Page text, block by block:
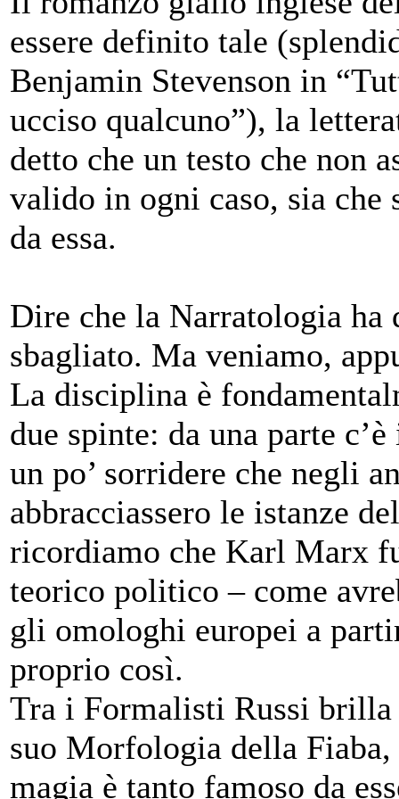
essere definito tale
Benjamin Stevenson in
ucciso qualcuno”), la
detto che un testo che non
valido in ogni caso, sia che
da essa.
Dire che la Narratologia ha
sbagliato. Ma veniamo,
La disciplina è
due spinte: da una parte
un po’ sorridere che negli
abbracciassero le istanze
ricordiamo che Karl Marx
teorico politico – come
gli omologhi europei a
proprio così.
Tra i Formalisti Russi
suo Morfologia della
magia è tanto famoso da